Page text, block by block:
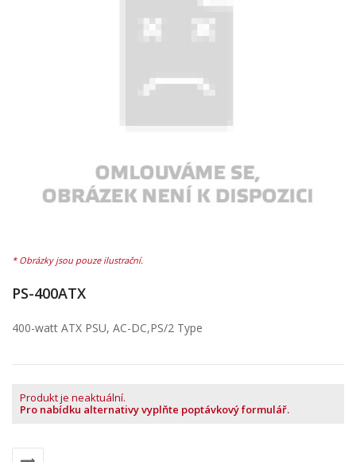
PS-400ATX
400-watt ATX PSU, AC-DC,PS/2 Type
Produkt je neaktuální.
Pro nabídku alternativy vyplňte poptávkový formulář.